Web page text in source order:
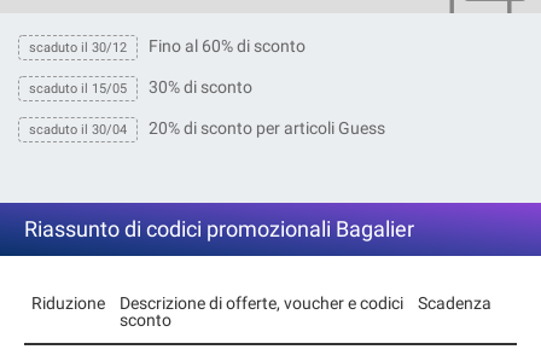
scaduto il 30/12 Fino al 60% di sconto
scaduto il 15/05 30% di sconto
scaduto il 30/04 20% di sconto per articoli Guess
Riassunto di codici promozionali Bagalier
Riduzione
Descrizione di offerte, voucher e codici
sconto
Scadenza